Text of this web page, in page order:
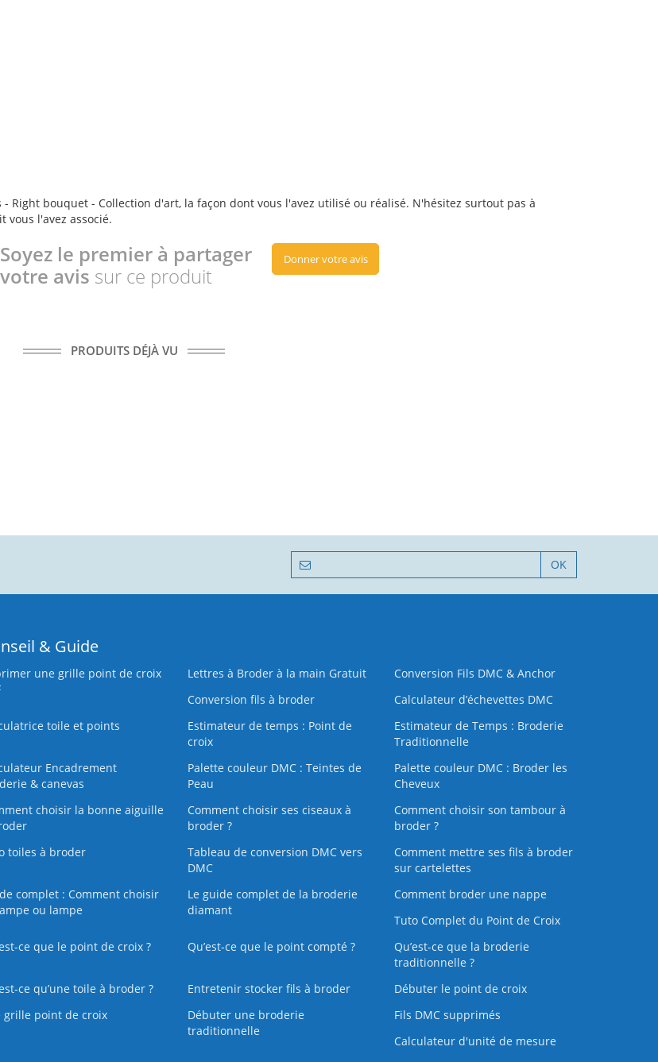
Right bouquet - Collection d'art, la façon dont vous l'avez utilisé ou réalisé. N'hésitez surtout pas à
vous l'avez associé.
Soyez le premier à partager
votre avis sur ce produit
Donner votre avis
PRODUITS DÉJÀ VU
OK
& Guide
une grille point de croix
Lettres à Broder à la main Gratuit
Conversion Fils DMC & Anchor
Conversion fils à broder
Calculateur d’échevettes DMC
toile et points
Estimateur de temps : Point de
croix
Estimateur de Temps : Broderie
Traditionnelle
Encadrement
& canevas
Palette couleur DMC : Teintes de
Peau
Palette couleur DMC : Broder les
Cheveux
choisir la bonne aiguille
Comment choisir ses ciseaux à
broder ?
Comment choisir son tambour à
broder ?
toiles à broder
Tableau de conversion DMC vers
DMC
Comment mettre ses fils à broder
sur cartelettes
complet : Comment choisir
ou lampe
Le guide complet de la broderie
diamant
Comment broder une nappe
Tuto Complet du Point de Croix
ce que le point de croix ?
Qu’est-ce que le point compté ?
Qu’est-ce que la broderie
traditionnelle ?
qu’une toile à broder ?
Entretenir stocker fils à broder
Débuter le point de croix
grille point de croix
Débuter une broderie
traditionnelle
Fils DMC supprimés
Calculateur d'unité de mesure